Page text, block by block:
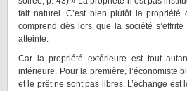
fait naturel. C’est bien plutôt la
comprend dès lors que la société
atteinte.
Car la propriété extérieure est tout
intérieure. Pour la première, l’économiste
et le prêt ne sont pas libres. L’échange est